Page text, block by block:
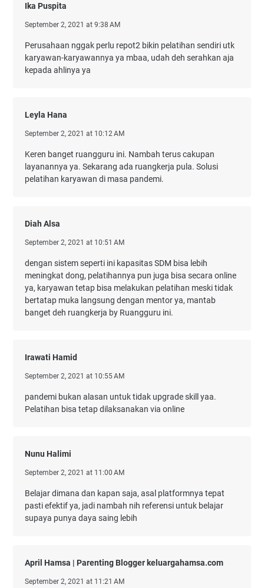
Ika Puspita
September 2, 2021 at 9:38 AM
Perusahaan nggak perlu repot2 bikin pelatihan sendiri utk
karyawan-karyawannya ya mbaa, udah deh serahkan aja
kepada ahlinya ya
Leyla Hana
September 2, 2021 at 10:12 AM
Keren banget ruangguru ini. Nambah terus cakupan
layanannya ya. Sekarang ada ruangkerja pula. Solusi
pelatihan karyawan di masa pandemi.
Diah Alsa
September 2, 2021 at 10:51 AM
dengan sistem seperti ini kapasitas SDM bisa lebih
meningkat dong, pelatihannya pun juga bisa secara online
ya, karyawan tetap bisa melakukan pelatihan meski tidak
bertatap muka langsung dengan mentor ya, mantab
banget deh ruangkerja by Ruangguru ini.
Irawati Hamid
September 2, 2021 at 10:55 AM
pandemi bukan alasan untuk tidak upgrade skill yaa.
Pelatihan bisa tetap dilaksanakan via online
Nunu Halimi
September 2, 2021 at 11:00 AM
Belajar dimana dan kapan saja, asal platformnya tepat
pasti efektif ya, jadi nambah nih referensi untuk belajar
supaya punya daya saing lebih
April Hamsa | Parenting Blogger keluargahamsa.com
September 2, 2021 at 11:21 AM